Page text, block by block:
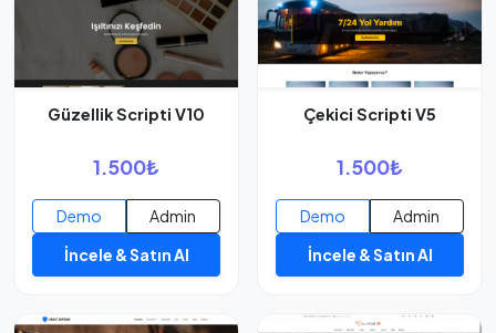
Güzellik Scripti V10
1.500₺
Demo
Admin
İncele & Satın Al
Çekici Scripti V5
1.500₺
Demo
Admin
İncele & Satın Al